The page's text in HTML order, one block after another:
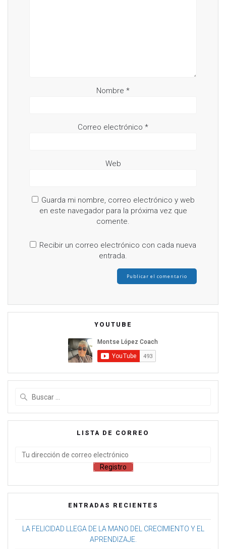
Nombre *
Correo electrónico *
Web
Guarda mi nombre, correo electrónico y web
en este navegador para la próxima vez que
comente.
Recibir un correo electrónico con cada nueva
entrada.
YOUTUBE
LISTA DE CORREO
ENTRADAS RECIENTES
LA FELICIDAD LLEGA DE LA MANO DEL CRECIMIENTO Y EL
APRENDIZAJE.